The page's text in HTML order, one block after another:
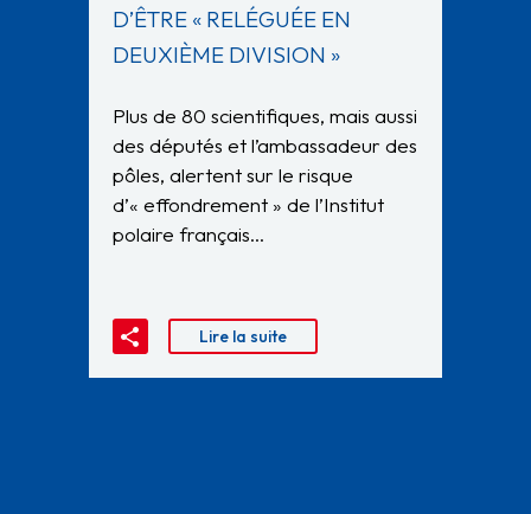
D’ÊTRE « RELÉGUÉE EN
DEUXIÈME DIVISION »
Plus de 80 scientifiques, mais aussi
des députés et l’ambassadeur des
pôles, alertent sur le risque
d’« effondrement » de l’Institut
polaire français…
Lire la suite